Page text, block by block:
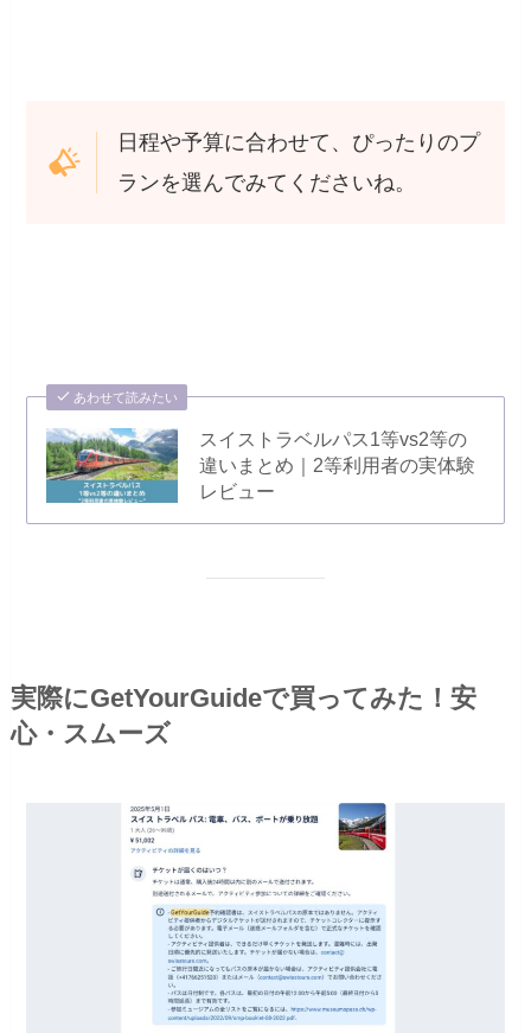
日程や予算に合わせて、ぴったりのプ
ランを選んでみてくださいね。
あわせて読みたい
スイストラベルパス1等vs2等の
違いまとめ｜2等利用者の実体験
レビュー
実際にGetYourGuideで買ってみた！安
心・スムーズ